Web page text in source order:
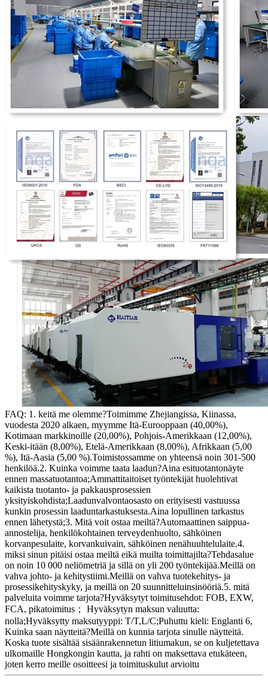
FAQ: 1. keitä me olemme?Toimimme Zhejiangissa, Kiinassa,
vuodesta 2020 alkaen, myymme Itä-Eurooppaan (40,00%),
Kotimaan markkinoille (20,00%), Pohjois-Amerikkaan (12,00%),
Keski-itään (8,00%), Etelä-Amerikkaan (8,00%), Afrikkaan (5,00
%), Itä-Aasia (5,00 %).Toimistossamme on yhteensä noin 301-500
henkilöä.2. Kuinka voimme taata laadun?Aina esituotantonäyte
ennen massatuotantoa;Ammattitaitoiset työntekijät huolehtivat
kaikista tuotanto- ja pakkausprosessien
yksityiskohdista;Laadunvalvontaosasto on erityisesti vastuussa
kunkin prosessin laaduntarkastuksesta.Aina lopullinen tarkastus
ennen lähetystä;3. Mitä voit ostaa meiltä?Automaattinen saippua-
annostelija, henkilökohtainen terveydenhuolto, sähköinen
korvanpesulaite, korvankuivain, sähköinen nenähuuhtelulaite.4.
miksi sinun pitäisi ostaa meiltä eikä muilta toimittajilta?Tehdasalue
on noin 10 000 neliömetriä ja sillä on yli 200 työntekijää.Meillä on
vahva johto- ja kehitystiimi.Meillä on vahva tuotekehitys- ja
prosessikehityskyky, ja meillä on 20 suunnitteluinsinööriä.5. mitä
palveluita voimme tarjota?Hyväksytyt toimitusehdot: FOB, EXW,
FCA, pikatoimitus； Hyväksytyn maksun valuutta:
nolla;Hyväksytty maksutyyppi: T/T,L/C;Puhuttu kieli: Englanti 6,
Kuinka saan näytteitä?Meillä on kunnia tarjota sinulle näytteitä.
Koska tuote sisältää sisäänrakennetun litiumakun, se on kuljetettava
ulkomaille Hongkongin kautta, ja rahti on maksettava etukäteen,
joten kerro meille osoitteesi ja toimituskulut arvioitu